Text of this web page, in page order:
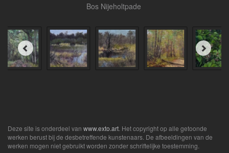
Bos Nijeholtpade
Deze site is onderdeel van www.exto.art . Het copyright op alle getoonde
werken berust bij de desbetreffende kunstenaars. De afbeeldingen van de
werken mogen niet gebruikt worden zonder schriftelijke toestemming.